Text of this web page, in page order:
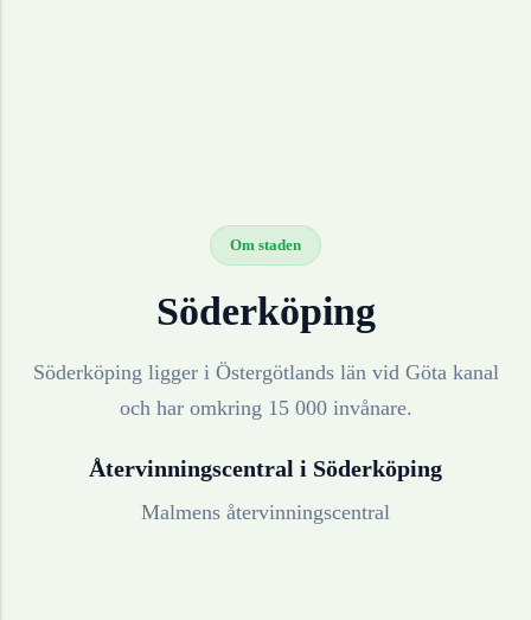
Om staden
Söderköping
Söderköping ligger i Östergötlands län vid Göta kanal
och har omkring 15 000 invånare.
Återvinningscentral i Söderköping
Malmens återvinningscentral